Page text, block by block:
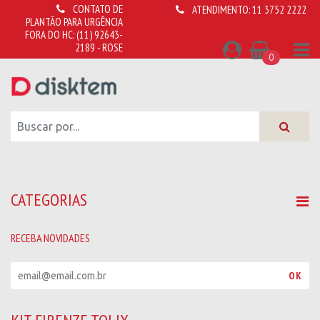
CONTATO DE
PLANTÃO PARA URGÊNCIA
FORA DO HC:(11) 92643-
2189 - ROSE
ATENDIMENTO:11 3752 2222
0
CATEGORIAS
RECEBA NOVIDADES
OK